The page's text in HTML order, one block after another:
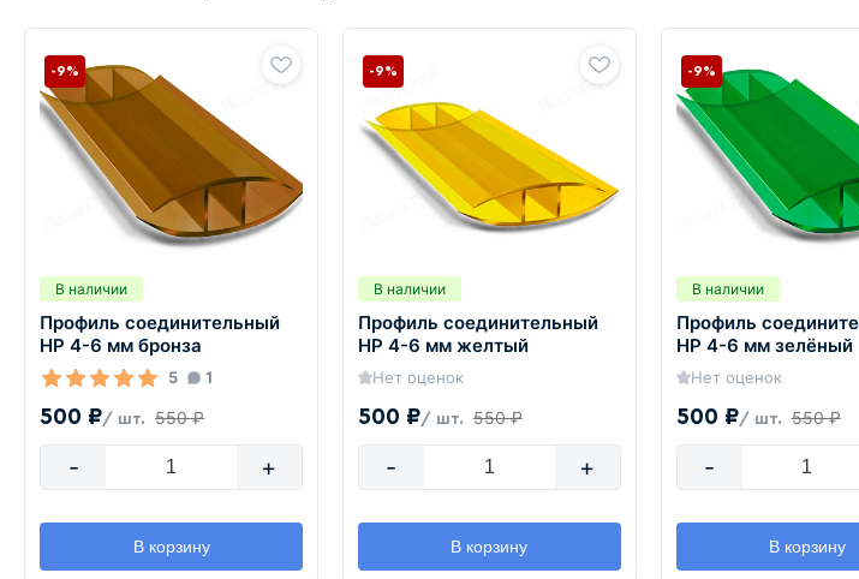
В наличии
Профиль соединительный
HP 4-6 мм бронза
5 1
500 ₽/ шт. 550 ₽
-9%
- +
В корзину
В наличии
Профиль соединительный
HP 4-6 мм желтый
Нет оценок
500 ₽/ шт. 550 ₽
-9%
- +
В корзину
В наличии
Профиль
HP 4-6 мм зелёный
Нет оценок
500 ₽/ шт. 550 ₽
-9%
-
В корзину